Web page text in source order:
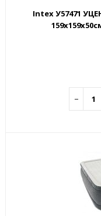
Intex У57471
−